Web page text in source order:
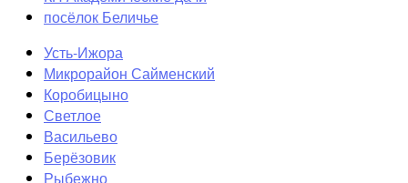
посёлок Беличье
Усть-Ижора
Микрорайон Сайменский
Коробицыно
Светлое
Васильево
Берёзовик
Рыбежно